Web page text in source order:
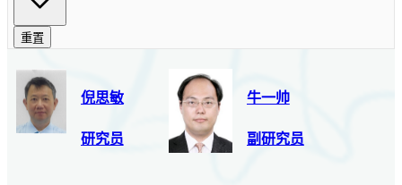
重置
倪思敏
研究员
牛一帅
副研究员